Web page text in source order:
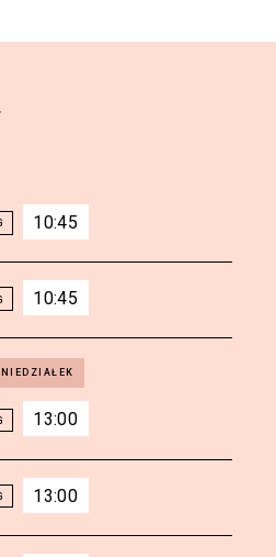
10:45
10:45
13:00
13:00